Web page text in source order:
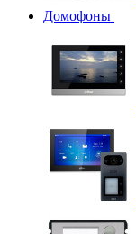
Домофоны